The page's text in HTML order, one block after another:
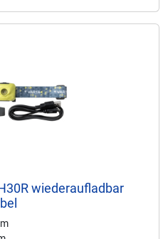
wiederaufladbar